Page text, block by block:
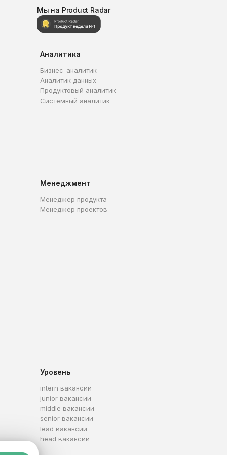
Мы на Product Radar
Аналитика
Бизнес-аналитик
Аналитик данных
Продуктовый аналитик
Системный аналитик
Менеджмент
Менеджер продукта
Менеджер проектов
Уровень
intern вакансии
junior вакансии
middle вакансии
senior вакансии
lead вакансии
head вакансии